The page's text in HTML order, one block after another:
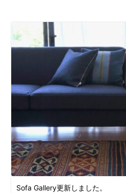
Sofa Gallery更新しました。